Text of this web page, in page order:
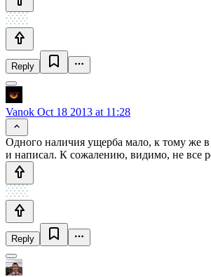
Reply
Vanok Oct 18 2013 at 11:28
Одного наличия ущерба мало, к тому же в
и написал. К сожалению, видимо, не все
Reply